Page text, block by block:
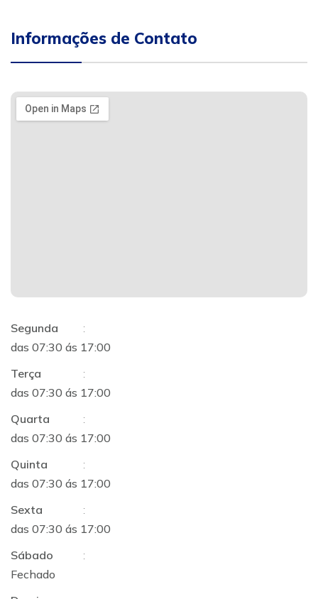
Informações de Contato
Segunda
:
das 07:30 ás 17:00
Terça
:
das 07:30 ás 17:00
Quarta
:
das 07:30 ás 17:00
Quinta
:
das 07:30 ás 17:00
Sexta
:
das 07:30 ás 17:00
Sábado
:
Fechado